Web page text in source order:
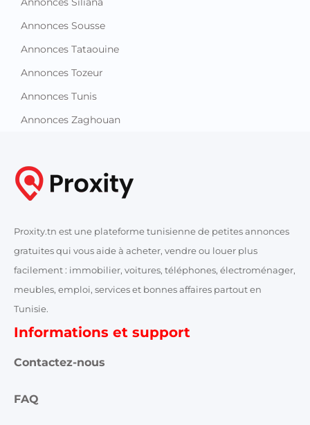
Annonces Sousse
Annonces Tataouine
Annonces Tozeur
Annonces Tunis
Annonces Zaghouan
Proxity.tn est une plateforme tunisienne de petites annonces
gratuites qui vous aide à acheter, vendre ou louer plus
facilement : immobilier, voitures, téléphones, électroménager,
meubles, emploi, services et bonnes affaires partout en
Tunisie.
Informations et support
Contactez-nous
FAQ